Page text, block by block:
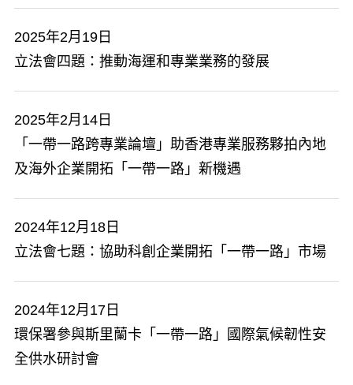
2025年2月19日
立法會四題：推動海運和專業業務的發展
2025年2月14日
「一帶一路跨專業論壇」助香港專業服務夥拍內地
及海外企業開拓「一帶一路」新機遇
2024年12月18日
立法會七題：協助科創企業開拓「一帶一路」市場
2024年12月17日
環保署參與斯里蘭卡「一帶一路」國際氣候韌性安
全供水研討會